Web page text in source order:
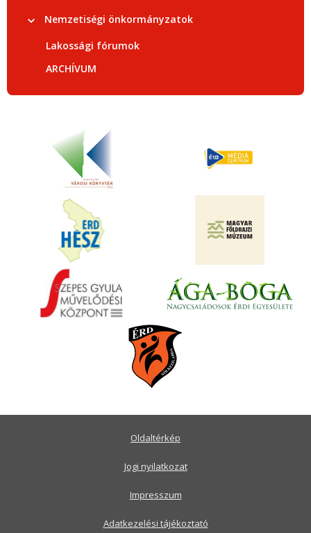
Nemzetiségi önkormányzatok
Lakossági fórumok
ARCHÍVUM
Oldaltérkép
Jogi nyilatkozat
Impresszum
Adatkezelési tájékoztató